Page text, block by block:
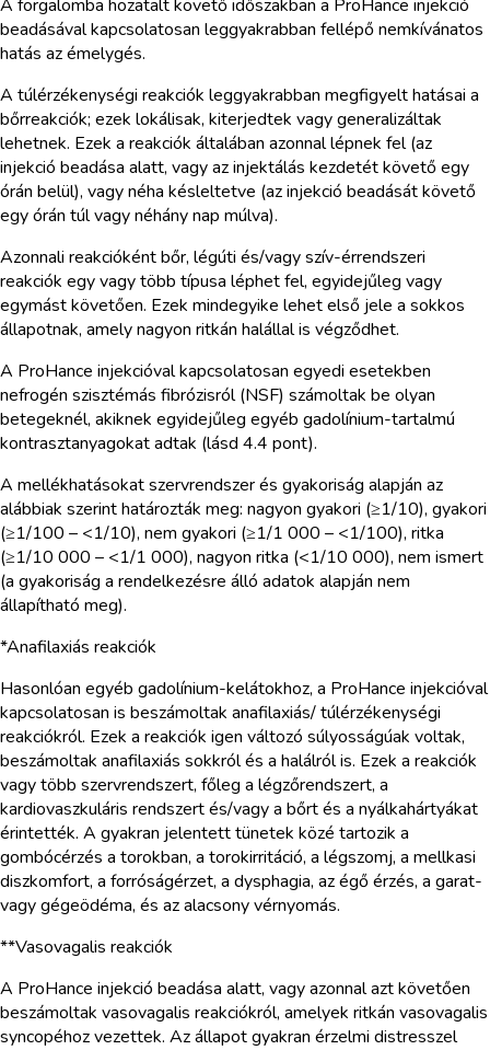
A forgalomba hozatalt követő időszakban a ProHance injekció
beadásával kapcsolatosan leggyakrabban fellépő nemkívánatos
hatás az émelygés.
A túlérzékenységi reakciók leggyakrabban megfigyelt hatásai a
bőrreakciók; ezek lokálisak, kiterjedtek vagy generalizáltak
lehetnek. Ezek a reakciók általában azonnal lépnek fel (az
injekció beadása alatt, vagy az injektálás kezdetét követő egy
órán belül), vagy néha késleltetve (az injekció beadását követő
egy órán túl vagy néhány nap múlva).
Azonnali reakcióként bőr, légúti és/vagy szív-érrendszeri
reakciók egy vagy több típusa léphet fel, egyidejűleg vagy
egymást követően. Ezek mindegyike lehet első jele a sokkos
állapotnak, amely nagyon ritkán halállal is végződhet.
A ProHance injekcióval kapcsolatosan egyedi esetekben
nefrogén szisztémás fibrózisról (NSF) számoltak be olyan
betegeknél, akiknek egyidejűleg egyéb gadolínium-tartalmú
kontrasztanyagokat adtak (lásd 4.4 pont).
A mellékhatásokat szervrendszer és gyakoriság alapján az
alábbiak szerint határozták meg: nagyon gyakori (≥1/10), gyakori
(≥1/100 – <1/10), nem gyakori (≥1/1 000 – <1/100), ritka
(≥1/10 000 – <1/1 000), nagyon ritka (<1/10 000), nem ismert
(a gyakoriság a rendelkezésre álló adatok alapján nem
állapítható meg).
*Anafilaxiás reakciók
Hasonlóan egyéb gadolínium-kelátokhoz, a ProHance injekcióval
kapcsolatosan is beszámoltak anafilaxiás/ túlérzékenységi
reakciókról. Ezek a reakciók igen változó súlyosságúak voltak,
beszámoltak anafilaxiás sokkról és a halálról is. Ezek a reakciók
vagy több szervrendszert, főleg a légzőrendszert, a
kardiovaszkuláris rendszert és/vagy a bőrt és a nyálkahártyákat
érintették. A gyakran jelentett tünetek közé tartozik a
gombócérzés a torokban, a torokirritáció, a légszomj, a mellkasi
diszkomfort, a forróságérzet, a dysphagia, az égő érzés, a garat-
vagy gégeödéma, és az alacsony vérnyomás.
**Vasovagalis reakciók
A ProHance injekció beadása alatt, vagy azonnal azt követően
beszámoltak vasovagalis reakciókról, amelyek ritkán vasovagalis
syncopéhoz vezettek. Az állapot gyakran érzelmi distresszel